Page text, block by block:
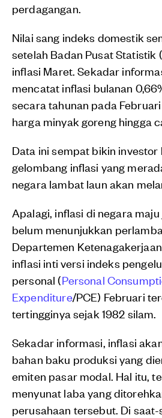
perdagangan.
Nilai sang indeks domestik
setelah Badan Pusat Statistik
inflasi Maret. Sekadar
mencatat inflasi bulanan
secara tahunan pada
harga minyak goreng hingga
Data ini sempat bikin
gelombang inflasi yang
negara lambat laun akan
Apalagi, inflasi di negara
belum menunjukkan
Departemen
inflasi inti versi indeks
personal (Personal
Expenditure/PCE) Februari
tertingginya sejak 1982 silam.
Sekadar informasi, inflasi
bahan baku produksi yang
emiten pasar modal. Hal itu,
menyunat laba yang
perusahaan tersebut. Di